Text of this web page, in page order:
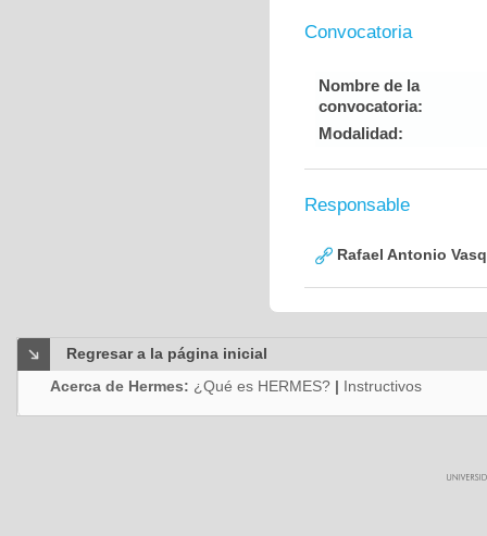
Convocatoria
Nombre de la
convocatoria:
Modalidad:
Responsable
Rafael Antonio
Regresar a la página inicial
Acerca de Hermes: ¿Qué es HERMES? | Instructivos